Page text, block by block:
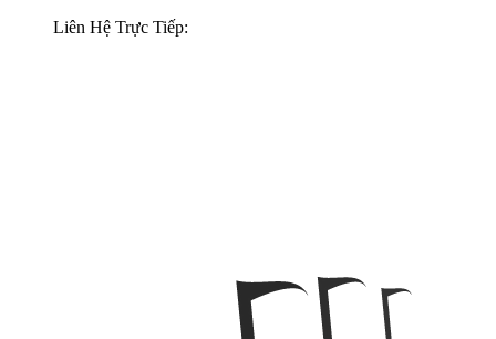
Liên Hệ Trực Tiếp: